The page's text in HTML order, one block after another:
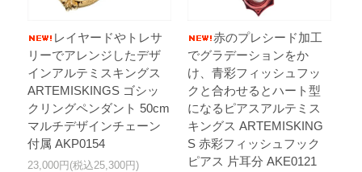
レイヤードやトレサ
リーでアレンジしたデザ
インアルテミスキングス
ARTEMISKINGS ゴシッ
クリングペンダント 50cm
マルチデザインチェーン
付属 AKP0154
23,000円(税込25,300円)
赤のプレシード加工
でグラデーションをか
け、青彩フィッシュフッ
クと合わせるとハート型
になるピアスアルテミス
キングス ARTEMISKING
S 赤彩フィッシュフック
ピアス 片耳分 AKE0121